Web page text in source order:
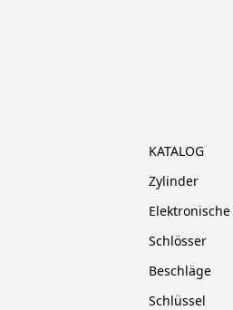
KATALOG
Zylinder
Schlösser
Beschläge
Schlüssel